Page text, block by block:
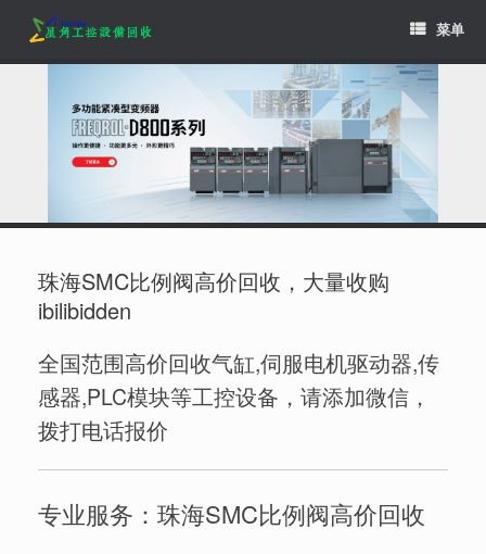
content
菜单
珠海SMC比例阀高价回收，大量收购
ibilibidden
全国范围高价回收气缸,伺服电机驱动器,传
感器,PLC模块等工控设备，请添加微信，
拨打电话报价
专业服务：珠海SMC比例阀高价回收